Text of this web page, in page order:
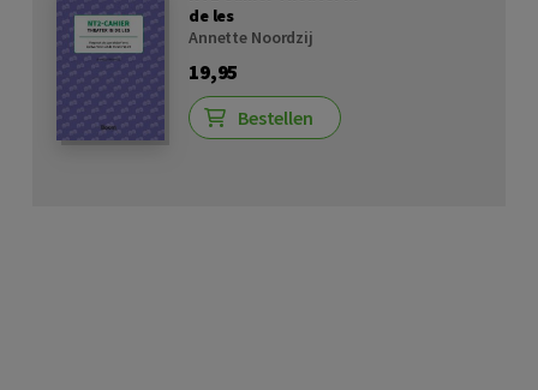
de les
Annette Noordzij
19,95
Bestellen